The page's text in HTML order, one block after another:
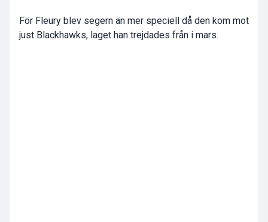
För Fleury blev segern än mer speciell då den kom mot
just Blackhawks, laget han trejdades från i mars.